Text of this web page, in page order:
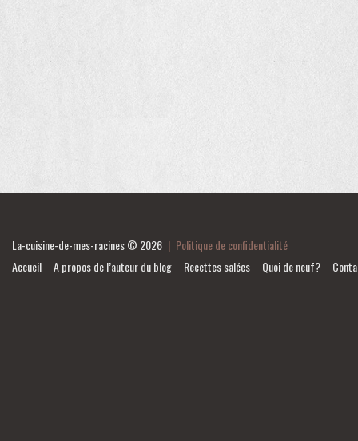
La-cuisine-de-mes-racines© 2026 | Politique de confidentialité
Accueil
A propos de l’auteur du blog Recettes salées Quoi de neuf?